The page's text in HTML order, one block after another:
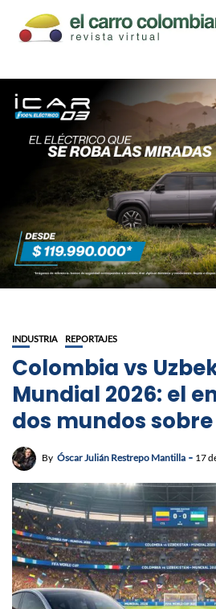
INDUSTRIA REPORTAJES
Colombia vs
Mundial 2026: el
dos mundos
By Óscar Julián Restrepo Mantilla 17